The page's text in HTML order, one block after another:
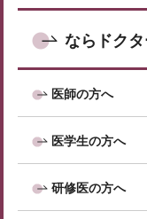
ならドク
医師の方へ
医学生の方へ
研修医の方へ